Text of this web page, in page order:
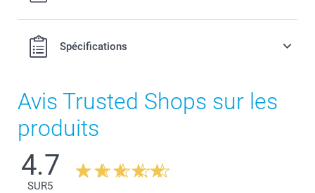
Spécifications
Avis Trusted Shops sur les
produits
4.7
SUR5